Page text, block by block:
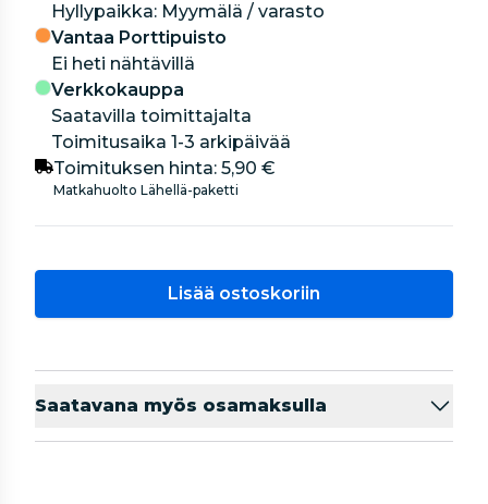
hyllypaikka: Myymälä / varasto
Vantaa Porttipuisto
Ei heti nähtävillä
Verkkokauppa
Saatavilla toimittajalta
Toimitusaika 1-3 arkipäivää
Toimituksen hinta: 5,90 €
Matkahuolto Lähellä-paketti
Lisää ostoskoriin
Saatavana myös osamaksulla